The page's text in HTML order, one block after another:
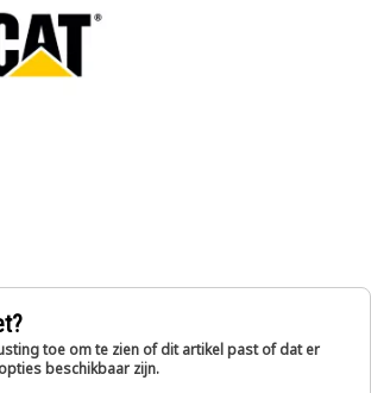
toe om te zien of dit artikel past of dat er
beschikbaar zijn.